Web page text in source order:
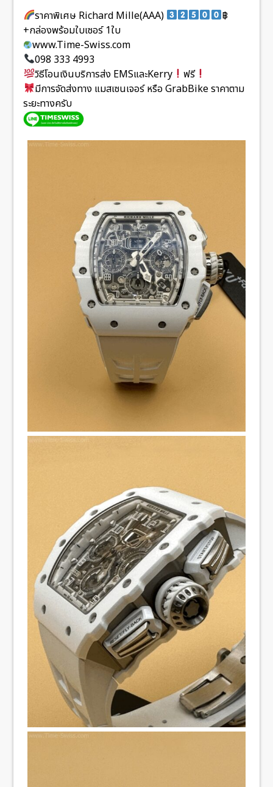
ราคาพิเศษ Richard Mille(AAA)
฿
+กล่องพร้อมใบเซอร์ 1ใบ
www.Time-Swiss.com
098 333 4993
วิธีโอนเงินบริการส่ง EMSและKerry
ฟรี
มีการจัดส่งทาง แมสเซนเจอร์ หรือ GrabBike ราคาตาม
ระยะทางครับ